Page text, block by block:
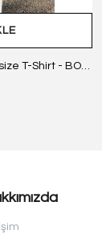
Kadın Suprem Likralı Oversize T-Shirt - BORDO